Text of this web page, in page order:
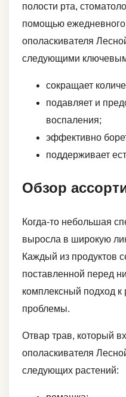
полости рта,
помощью
ополаскивателя
следующими
сокращает
подавляет и
воспаления;
эффективно
поддерживает
Обзор
Когда-то небольшая
выросла в широкую
Каждый из продуктов
поставленной перед
комплексный подход
проблемы.
Отвар трав, который
ополаскивателя
следующих растений: